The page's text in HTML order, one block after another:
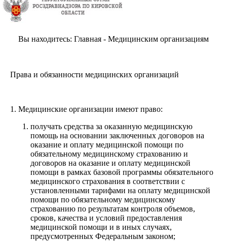
Вы находитесь: Главная - Медицинским организациям
Права и обязанности медицинских организаций
1. Медицинские организации имеют право:
получать средства за оказанную медицинскую
помощь на основании заключенных договоров на
оказание и оплату медицинской помощи по
обязательному медицинскому страхованию и
договоров на оказание и оплату медицинской
помощи в рамках базовой программы обязательного
медицинского страхования в соответствии с
установленными тарифами на оплату медицинской
помощи по обязательному медицинскому
страхованию по результатам контроля объемов,
сроков, качества и условий предоставления
медицинской помощи и в иных случаях,
предусмотренных Федеральным законом;